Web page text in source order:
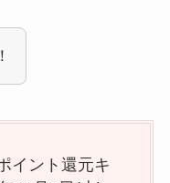
イント還元キ